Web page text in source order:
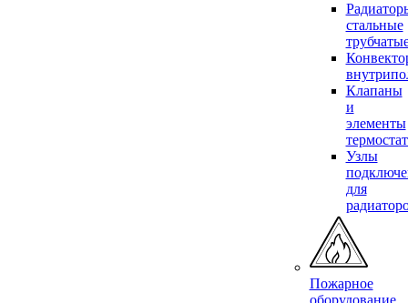
стальные
Клапаны
и
элементы
Узлы
для
Пожарное
оборудование